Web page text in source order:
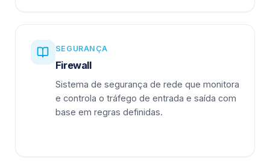
SEGURANÇA
Firewall
Sistema de segurança de rede que monitora
e controla o tráfego de entrada e saída com
base em regras definidas.